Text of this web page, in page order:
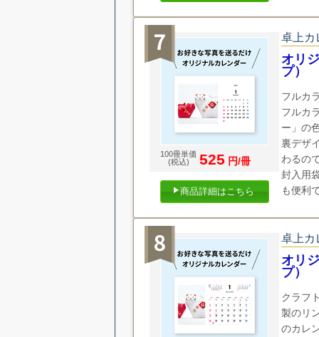
100冊単価
(税込)
525 円/冊
商品詳細はこちら
卓上カ
オリ
プ）
フルカ
フルカ
ー」の
裏デザ
わるの
封入用
も便利
卓上カ
オリ
プ）
クラフ
製のリ
のカレ